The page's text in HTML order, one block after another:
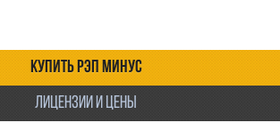
КУПИТЬ РЭП МИНУС
ЛИЦЕНЗИИ И ЦЕНЫ